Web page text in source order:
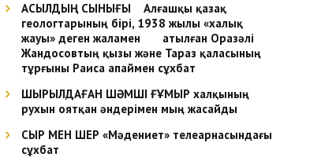
АСЫЛДЫҢ СЫНЫҒЫ Алғашқы қазақ
геологтарының бірі, 1938 жылы «халық
жауы» деген жаламен атылған Оразәлі
Жандосовтың қызы және Тараз қаласының
тұрғыны Раиса апаймен сұхбат
ШЫРЫЛДАҒАН ШӘМШІ ҒҰМЫР халқының
рухын оятқан әндерімен мың жасайды
СЫР МЕН ШЕР «Мәдениет» телеарнасындағы
сұхбат